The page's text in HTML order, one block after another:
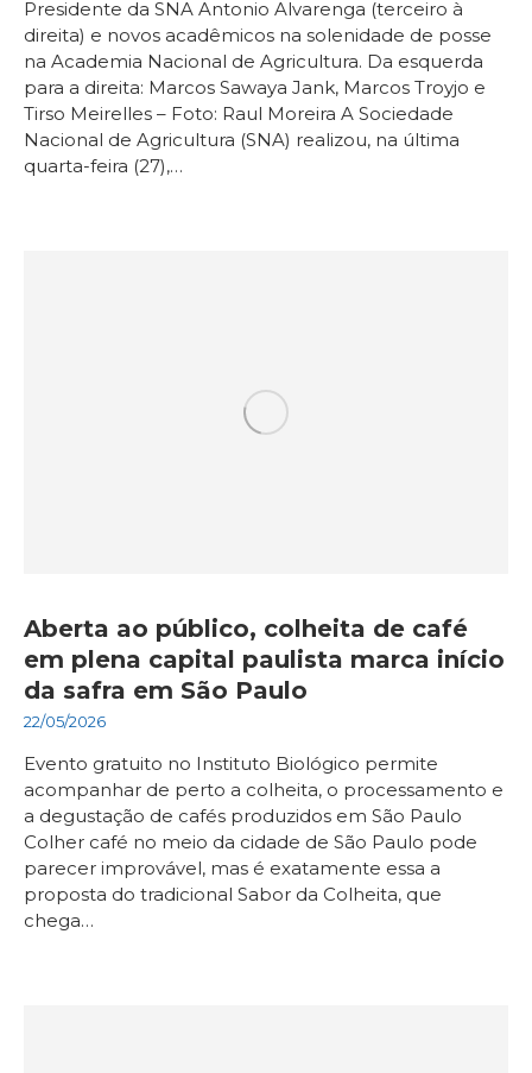
Presidente da SNA Antonio Alvarenga (terceiro à
direita) e novos acadêmicos na solenidade de posse
na Academia Nacional de Agricultura. Da esquerda
para a direita: Marcos Sawaya Jank, Marcos Troyjo e
Tirso Meirelles – Foto: Raul Moreira A Sociedade
Nacional de Agricultura (SNA) realizou, na última
quarta-feira (27),…
Aberta ao público, colheita de café
em plena capital paulista marca início
da safra em São Paulo
22/05/2026
Evento gratuito no Instituto Biológico permite
acompanhar de perto a colheita, o processamento e
a degustação de cafés produzidos em São Paulo
Colher café no meio da cidade de São Paulo pode
parecer improvável, mas é exatamente essa a
proposta do tradicional Sabor da Colheita, que
chega…